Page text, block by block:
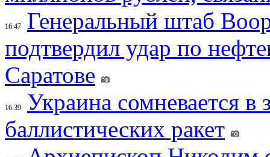
16:47
Генеральный штаб
подтвердил удар по
Саратове
16:39
Украина сомневается в
баллистических ракет